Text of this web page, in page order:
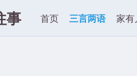
事 首页 三言两语 家